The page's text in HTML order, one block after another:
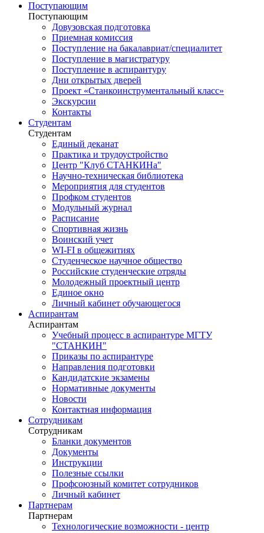
Поступающим
Поступающим
Довузовская подготовка
Приемная комиссия
Поступление на бакалавриат/специалитет
Поступление в магистратуру
Поступление в аспирантуру
Дни открытых дверей
Проект «Станкоинструментальный класс»
Экскурсии
Контакты
Студентам
Студентам
Единый деканат
Практика и трудоустройство
Центр "Клуб СТАНКИНа"
Научно-техническая библиотека
Мероприятия для студентов
Профком студентов
Модульный журнал
Расписание
Спортивная жизнь
Воинский учет
WI-FI в общежитиях
Студенческое научное общество
Российские студенческие отряды
Молодежный проектный центр
Единое окно
Личный кабинет обучающегося
Аспирантам
Аспирантам
Учебный процесс в аспирантуре МГТУ
"СТАНКИН"
Приказы по аспирантуре
Направления подготовки
Кандидатские экзамены
Нормативные документы
Новости
Контактная информация
Сотрудникам
Сотрудникам
Бланки документов
Документы
Инструкции
Полезные ссылки
Профсоюзный комитет сотрудников
Личный кабинет
Партнерам
Партнерам
Технологические возможности - центр